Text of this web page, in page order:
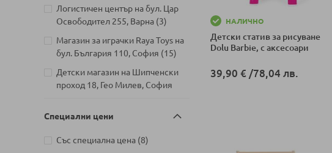
НАЛИЧНО
Детски статив за рисуване
Dolu Barbie, с аксесоари
39,90 € /78,04 лв.
Логистичен център на бул. Цар
Освободител 255, Варна 3
артикули
Магазин за играчки Raya Toys на
бул. България 110, София
15
артикули
Детски магазин на Шипченски
проход 18, Гео Милев, София
Детски магазин на бул. Черни
Специални цени
Със специална цена 8
артикули